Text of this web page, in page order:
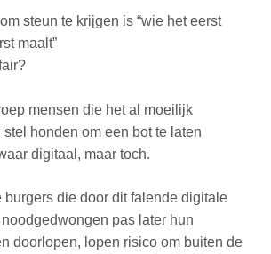
steun te krijgen is “wie het eerst
maalt”
mensen die het al moeilijk
stel honden om een bot te laten
digitaal, maar toch.
burgers die door dit falende digitale
pas later hun
doorlopen, lopen risico om buiten de